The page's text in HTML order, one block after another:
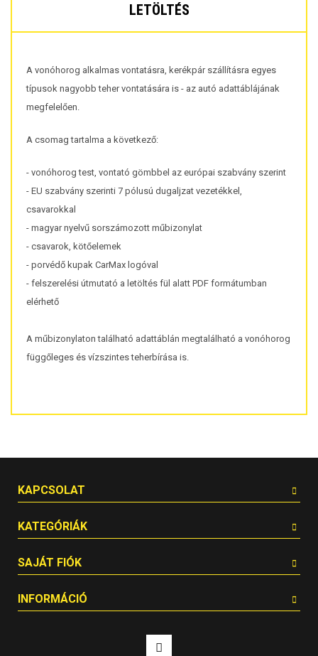
LETÖLTÉS
A vonóhorog alkalmas vontatásra, kerékpár szállításra egyes
típusok nagyobb teher vontatására is - az autó adattáblájának
megfelelően.
A csomag tartalma a következő:
- vonóhorog test, vontató gömbbel az európai szabvány szerint
- EU szabvány szerinti 7 pólusú dugaljzat vezetékkel,
csavarokkal
- magyar nyelvű sorszámozott műbizonylat
- csavarok, kötőelemek
- porvédő kupak CarMax logóval
- felszerelési útmutató a letöltés fül alatt PDF formátumban
elérhető
A műbizonylaton található adattáblán megtalálható a vonóhorog
függőleges és vízszintes teherbírása is.
KAPCSOLAT
KATEGÓRIÁK
SAJÁT FIÓK
INFORMÁCIÓ